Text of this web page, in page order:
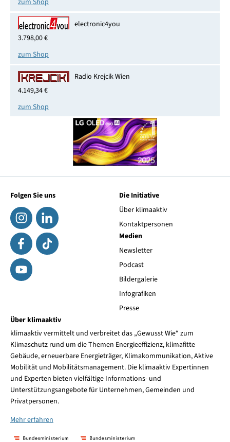
zum Shop
electronic4you
3.798,00 €
zum Shop
Radio Krejcik Wien
4.149,34 €
zum Shop
Folgen Sie uns
Die Initiative
Über klimaaktiv
Kontaktpersonen
Medien
Newsletter
Podcast
Bildergalerie
Infografiken
Presse
Über klimaaktiv
klimaaktiv vermittelt und verbreitet das „Gewusst Wie“ zum
Klimaschutz rund um die Themen Energieeffizienz, klimafitte
Gebäude, erneuerbare Energieträger, Klimakommunikation, Aktive
Mobilität und Mobilitätsmanagement. Die klimaaktiv Expertinnen
und Experten bieten vielfältige Informations- und
Unterstützungsangebote für Unternehmen, Gemeinden und
Privatpersonen.
Mehr erfahren